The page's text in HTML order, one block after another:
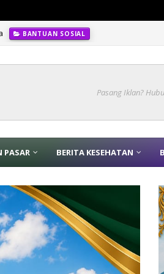
Penanganan Banjir Melalui Program
Pasang Iklan?
PASAR BERITA KESEHATAN